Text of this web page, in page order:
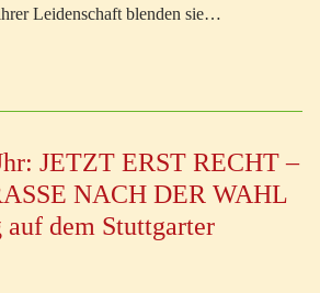
Leidenschaft blenden sie…
JETZT ERST RECHT –
NACH DER WAHL
auf dem Stuttgarter